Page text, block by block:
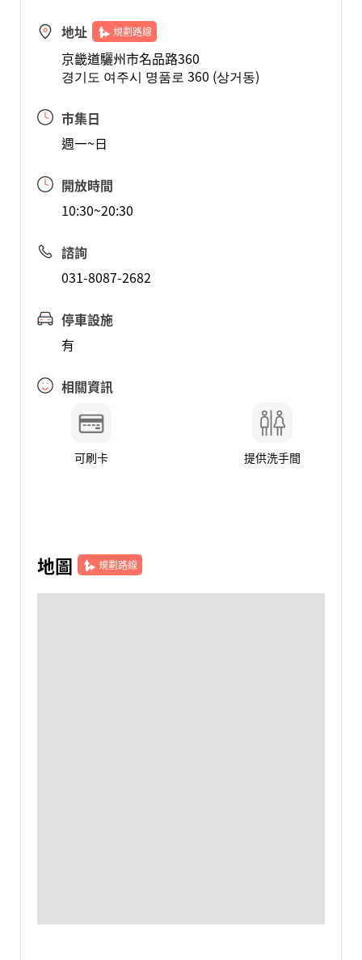
地址 規劃路線
京畿道驪州市名品路360
경기도 여주시 명품로 360 (상거동)
市集日
週一~日
開放時間
10:30~20:30
諮詢
031-8087-2682
停車設施
有
相關資訊
可刷卡 提供洗手間
地圖 規劃路線